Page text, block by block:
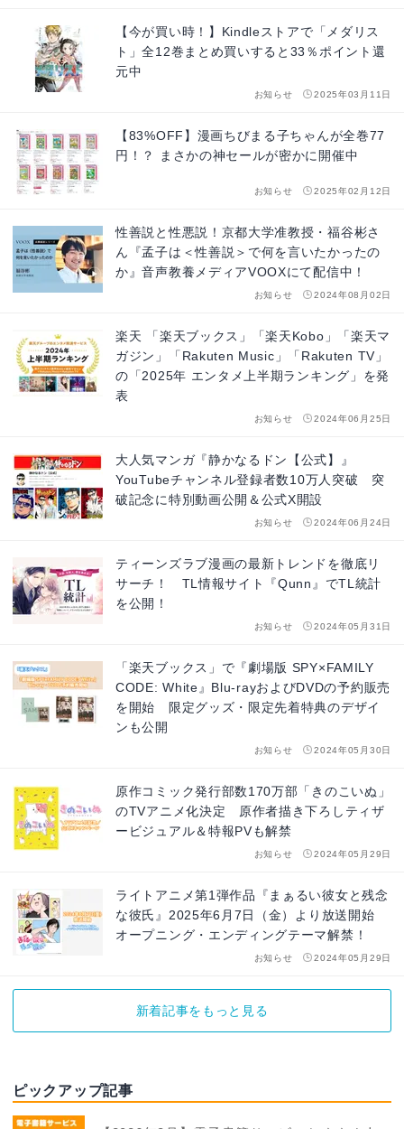
【今が買い時！】Kindleストアで「メダリス
ト」全12巻まとめ買いすると33％ポイント還
元中
お知らせ 2025年03月11日
【83%OFF】漫画ちびまる子ちゃんが全巻77
円！？ まさかの神セールが密かに開催中
お知らせ 2025年02月12日
性善説と性悪説！京都大学准教授・福谷彬さ
ん『孟子は＜性善説＞で何を言いたかったの
か』音声教養メディアVOOXにて配信中！
お知らせ 2024年08月02日
楽天 「楽天ブックス」「楽天Kobo」「楽天マ
ガジン」「Rakuten Music」「Rakuten TV」
の「2025年 エンタメ上半期ランキング」を発
表
お知らせ 2024年06月25日
大人気マンガ『静かなるドン【公式】』
YouTubeチャンネル登録者数10万人突破 突
破記念に特別動画公開＆公式X開設
お知らせ 2024年06月24日
ティーンズラブ漫画の最新トレンドを徹底リ
サーチ！ TL情報サイト『Qunn』でTL統計
を公開！
お知らせ 2024年05月31日
「楽天ブックス」で『劇場版 SPY×FAMILY
CODE: White』Blu-rayおよびDVDの予約販売
を開始 限定グッズ・限定先着特典のデザイ
ンも公開
お知らせ 2024年05月30日
原作コミック発行部数170万部「きのこいぬ」
のTVアニメ化決定 原作者描き下ろしティザ
ービジュアル＆特報PVも解禁
お知らせ 2024年05月29日
ライトアニメ第1弾作品『まぁるい彼女と残念
な彼氏』2025年6月7日（金）より放送開始
オープニング・エンディングテーマ解禁！
お知らせ 2024年05月29日
新着記事をもっと見る
ピックアップ記事